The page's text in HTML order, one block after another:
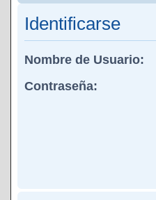
Identificarse
Nombre de Usuario:
Contraseña: